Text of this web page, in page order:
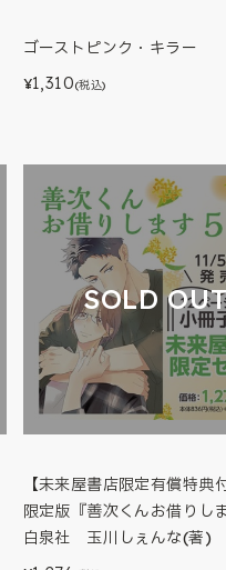
ゴーストピンク・キラー
¥1,310(税込)
SOLD
【未来屋書店限定有償特
限定版『善次くんお借りし
白泉社 玉川しぇんな(著)